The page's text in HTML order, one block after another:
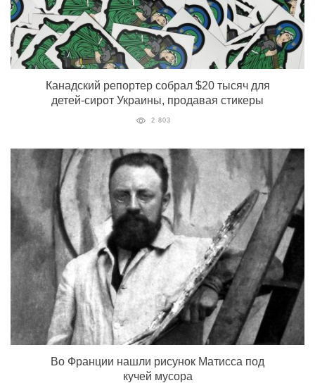
Канадский репортер собрал $20 тысяч для
детей-сирот Украины, продавая стикеры
2 803
Во Франции нашли рисунок Матисса под
кучей мусора